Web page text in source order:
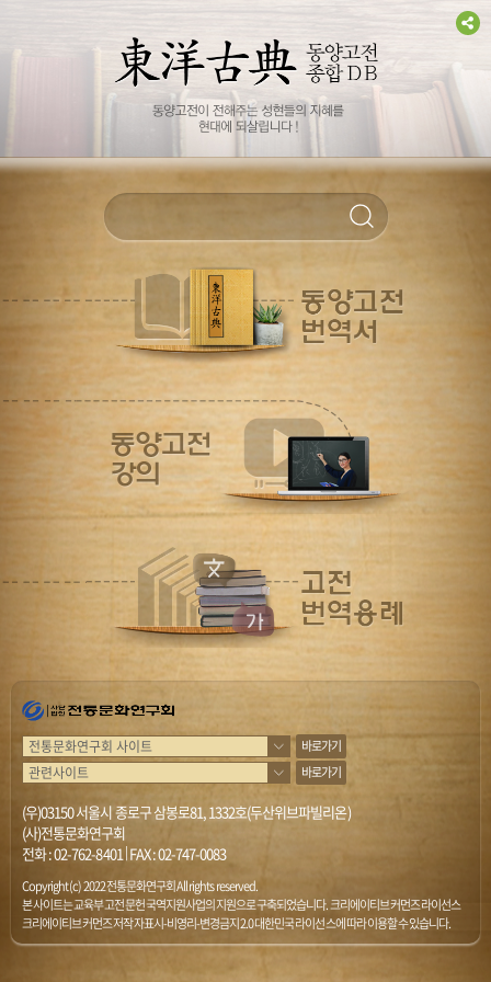
바로가기
바로가기
(우)03150 서울시 종로구 삼봉로81, 1332호(두산위브파빌리온)
(사)전통문화연구회
전화 :02-762-8401|FAX : 02-747-0083
Copyright (c) 2022 전통문화연구회 All rights reserved.
본 사이트는 교육부 고전문헌 국역지원사업의 지원으로 구축되었습니다. 크리에이티브 커먼즈 라이선스
크리에이티브 커먼즈 저작자표시-비영리-변경금지 2.0 대한민국 라이선스에 따라 이용할 수 있습니다.